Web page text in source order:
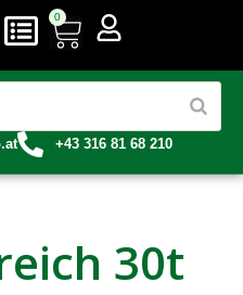
0
+43 316 81 68 210
30t